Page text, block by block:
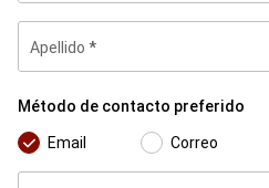
Apellido
Método
de
contacto
preferido
Método de contacto preferido
Email Correo